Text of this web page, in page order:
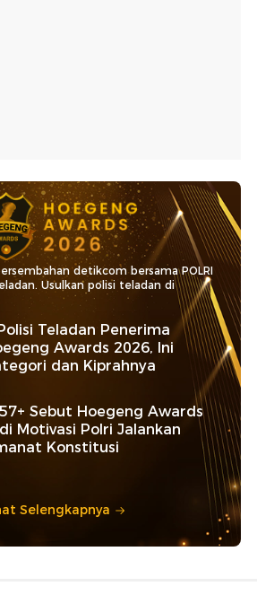
detikcom bersama POLRI
Usulkan polisi teladan di
Teladan Penerima
Awards 2026, Ini
dan Kiprahnya
Sebut Hoegeng Awards
Motivasi Polri Jalankan
Konstitusi
Selengkapnya